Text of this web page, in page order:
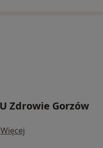
Zdrowie Gorzów
Więcej